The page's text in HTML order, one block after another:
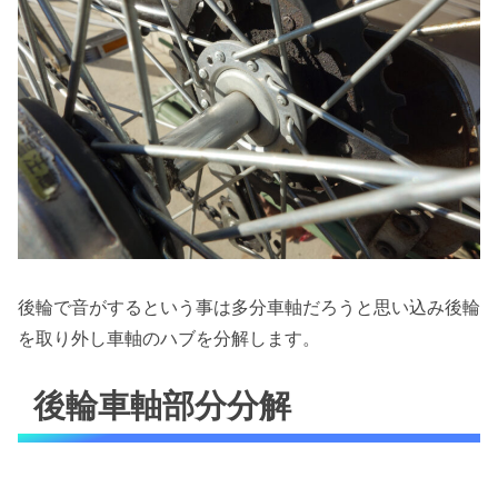
後輪で音がするという事は多分車軸だろうと思い込み後輪
を取り外し車軸のハブを分解します。
後輪車軸部分分解